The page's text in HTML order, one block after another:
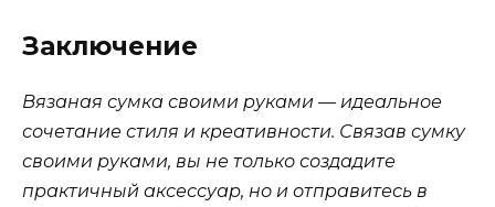
Заключение
Вязаная сумка своими руками — идеальное
сочетание стиля и креативности. Связав сумку
своими руками, вы не только создадите
практичный аксессуар, но и отправитесь в